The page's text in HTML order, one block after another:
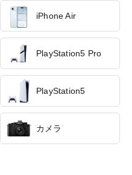
iPhone Air
PlayStation5 Pro
PlayStation5
カメラ